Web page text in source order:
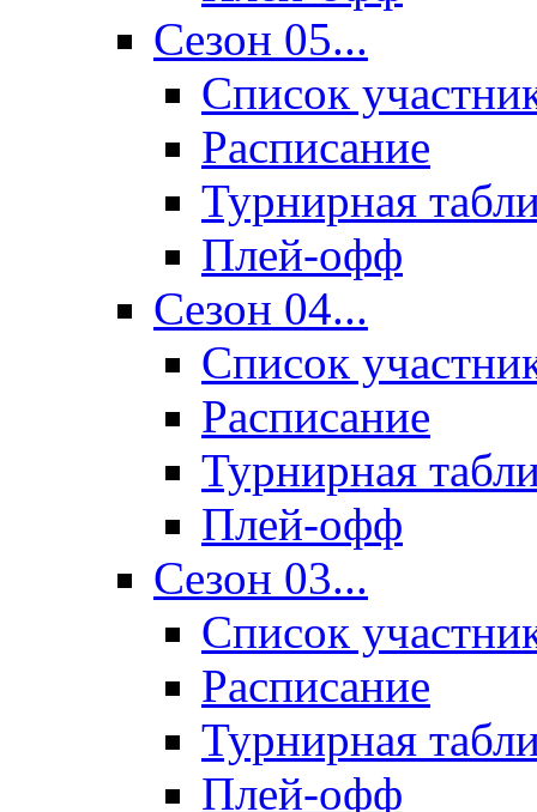
Сезон 05...
Список
Расписание
Турнирная
Плей-офф
Сезон 04...
Список
Расписание
Турнирная
Плей-офф
Сезон 03...
Список
Расписание
Турнирная
Плей-офф